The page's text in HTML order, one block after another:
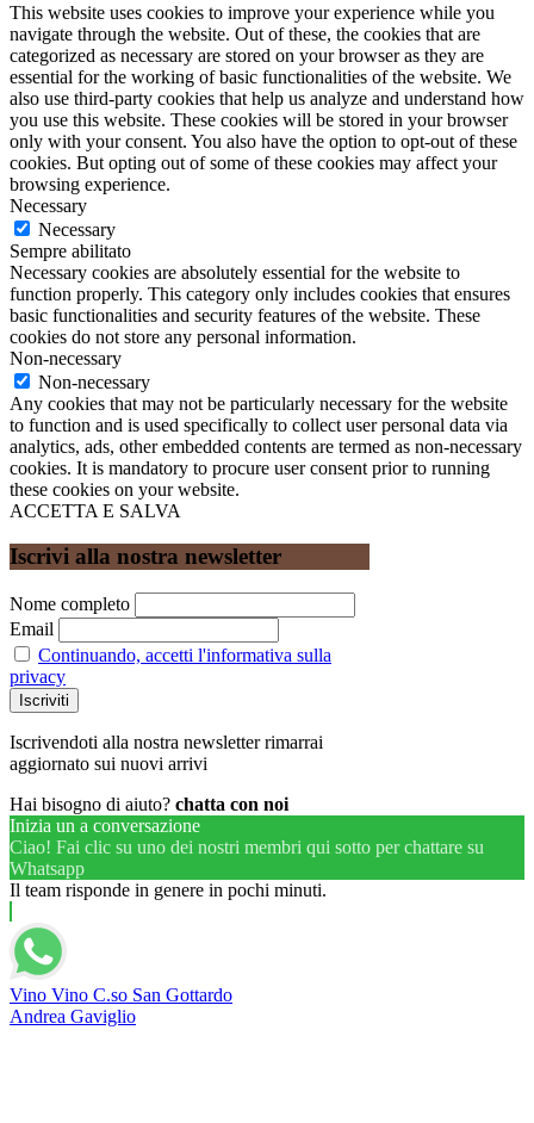
This website uses cookies to improve your experience while you
navigate through the website. Out of these, the cookies that are
categorized as necessary are stored on your browser as they are
essential for the working of basic functionalities of the website. We
also use third-party cookies that help us analyze and understand how
you use this website. These cookies will be stored in your browser
only with your consent. You also have the option to opt-out of these
cookies. But opting out of some of these cookies may affect your
browsing experience.
Necessary
Necessary
Sempre abilitato
Necessary cookies are absolutely essential for the website to
function properly. This category only includes cookies that ensures
basic functionalities and security features of the website. These
cookies do not store any personal information.
Non-necessary
Non-necessary
Any cookies that may not be particularly necessary for the website
to function and is used specifically to collect user personal data via
analytics, ads, other embedded contents are termed as non-necessary
cookies. It is mandatory to procure user consent prior to running
these cookies on your website.
ACCETTA E SALVA
Iscrivi alla nostra newsletter
Nome completo
Email
Continuando, accetti l'informativa sulla
privacy
Iscrivendoti alla nostra newsletter rimarrai
aggiornato sui nuovi arrivi
Hai bisogno di aiuto? chatta con noi
Inizia un a conversazione
Ciao! Fai clic su uno dei nostri membri qui sotto per chattare su
Whatsapp
Il team risponde in genere in pochi minuti.
Vino Vino C.so San Gottardo
Andrea Gaviglio